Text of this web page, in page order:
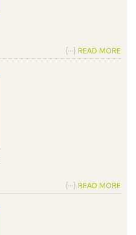
{···} READ MORE
{···} READ MORE